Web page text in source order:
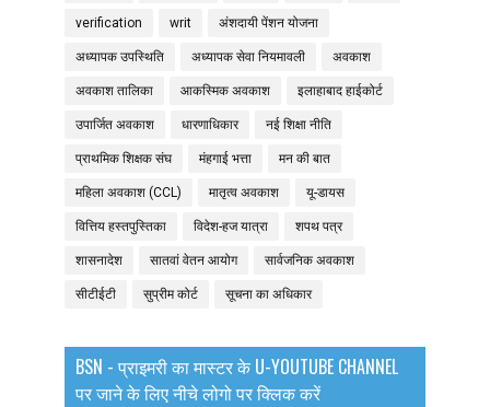
verification writ अंशदायी पेंशन योजना
अध्यापक उपस्थिति अध्यापक सेवा नियमावली अवकाश
अवकाश तालिका आकस्मिक अवकाश इलाहाबाद हाईकोर्ट
उपार्जित अवकाश धारणाधिकार नई शिक्षा नीति
प्राथमिक शिक्षक संघ मंहगाई भत्ता मन की बात
महिला अवकाश (CCL) मातृत्व अवकाश यू-डायस
वित्तिय हस्तपुस्तिका विदेश-हज यात्रा शपथ पत्र
शासनादेश सातवां वेतन आयोग सार्वजनिक अवकाश
सीटीईटी सुप्रीम कोर्ट सूचना का अधिकार
BSN - प्राइमरी का मास्टर के U-YOUTUBE CHANNEL
पर जाने के लिए नीचे लोगो पर क्लिक करें